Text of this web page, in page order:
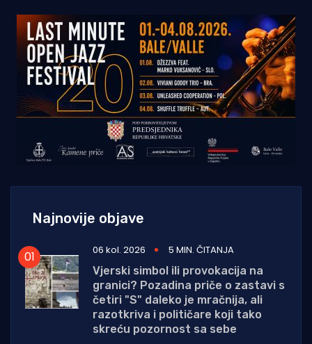
Najnovije objave
06 kol. 2026
5 MIN. ČITANJA
Vjerski simbol ili provokacija na
granici? Pozadina priče o zastavi s
četiri "S" daleko je mračnija, ali
razotkriva i političare koji tako
skreću pozornost sa sebe